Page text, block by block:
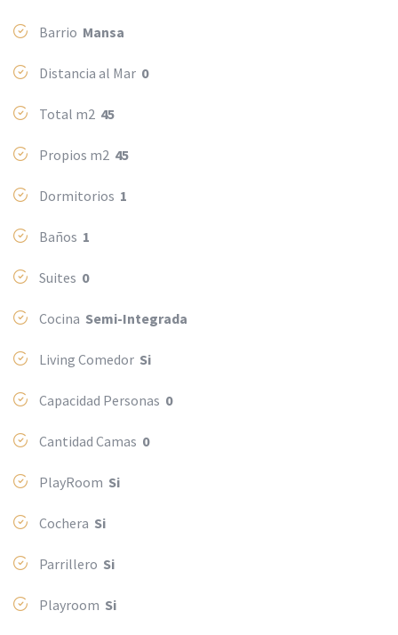
Barrio Mansa
Distancia al Mar 0
Total m2 45
Propios m2 45
Dormitorios 1
Baños 1
Suites 0
Cocina Semi-Integrada
Living Comedor Si
Capacidad Personas 0
Cantidad Camas 0
PlayRoom Si
Cochera Si
Parrillero Si
Playroom Si